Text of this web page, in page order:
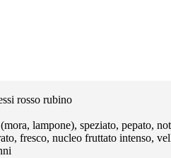
rosso rubino
lampone), speziato, pepato,
fresco, nucleo fruttato intenso,